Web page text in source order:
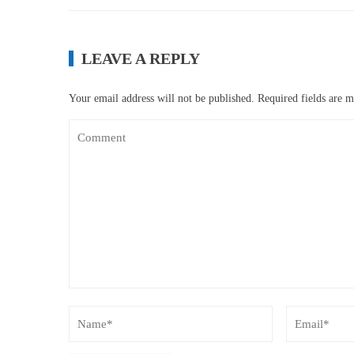
LEAVE A REPLY
Your email address will not be published. Required fields are